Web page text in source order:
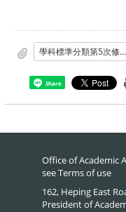
學科標準分類第5次修正架構
Share
Office of Academic
seeTerms of use
162, Heping East
President of